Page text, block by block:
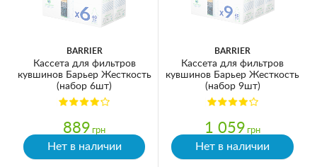
BARRIER
Кассета для фильтров
кувшинов Барьер Жесткость
(набор 6шт)
889 грн
Нет в наличии
BARRIER
Кассета для фильтров
кувшинов Барьер Жесткость
(набор 9шт)
1 059 грн
Нет в наличии